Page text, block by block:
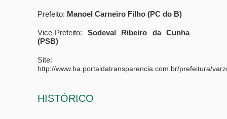
Prefeito: Manoel Carneiro Filho (PC do B)
Vice-Prefeito: Sodeval Ribeiro da Cunha
(PSB)
Site:
http://www.ba.portaldatransparencia.com.br/prefeitura/
HISTÓRICO